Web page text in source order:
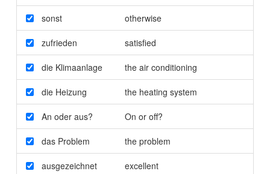
sonst otherwise
zufrieden satisfied
die Klimaanlage the air conditioning
die Heizung the heating system
An oder aus? On or off?
das Problem the problem
ausgezeichnet excellent